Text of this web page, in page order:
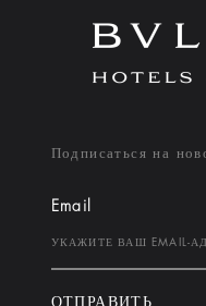
Подписаться на
Email
ОТПРАВИТЬ